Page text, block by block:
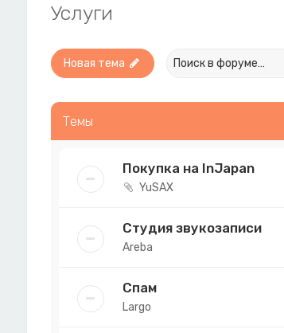
Услуги
Новая тема
Темы
Покупка на InJapan
YuSAX
Студия звукозаписи
Areba
Спам
Largo